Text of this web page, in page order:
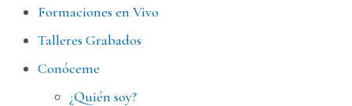
Formaciones en Vivo
Talleres Grabados
Conóceme
¿Quién soy?